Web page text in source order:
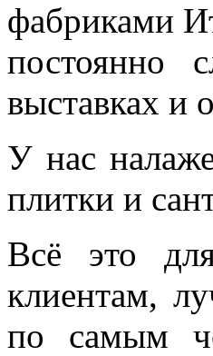
фабриками
постоянно
выставках и
У нас
плитки и
Всё это
клиентам,
по самым